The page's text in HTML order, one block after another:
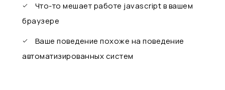
Что-то мешает работе javascript в вашем
браузере
Ваше поведение похоже на поведение
автоматизированных систем